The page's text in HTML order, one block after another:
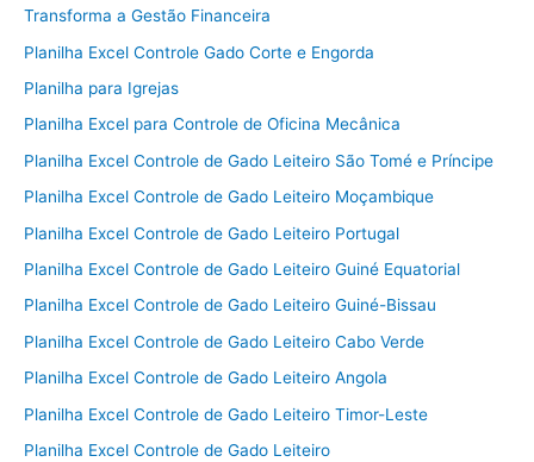
Transforma a Gestão Financeira
Planilha Excel Controle Gado Corte e Engorda
Planilha para Igrejas
Planilha Excel para Controle de Oficina Mecânica
Planilha Excel Controle de Gado Leiteiro São Tomé e Príncipe
Planilha Excel Controle de Gado Leiteiro Moçambique
Planilha Excel Controle de Gado Leiteiro Portugal
Planilha Excel Controle de Gado Leiteiro Guiné Equatorial
Planilha Excel Controle de Gado Leiteiro Guiné-Bissau
Planilha Excel Controle de Gado Leiteiro Cabo Verde
Planilha Excel Controle de Gado Leiteiro Angola
Planilha Excel Controle de Gado Leiteiro Timor-Leste
Planilha Excel Controle de Gado Leiteiro